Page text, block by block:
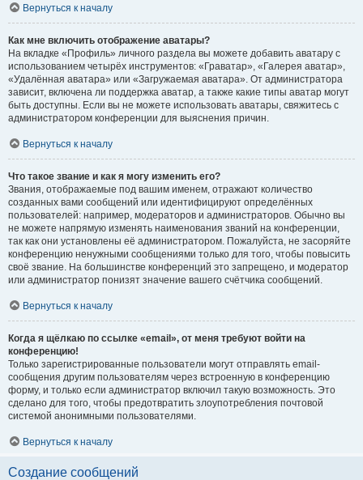
Вернуться к началу
Как мне включить отображение аватары?
На вкладке «Профиль» личного раздела вы можете добавить аватару с
использованием четырёх инструментов: «Граватар», «Галерея аватар»,
«Удалённая аватара» или «Загружаемая аватара». От администратора
зависит, включена ли поддержка аватар, а также какие типы аватар могут
быть доступны. Если вы не можете использовать аватары, свяжитесь с
администратором конференции для выяснения причин.
Вернуться к началу
Что такое звание и как я могу изменить его?
Звания, отображаемые под вашим именем, отражают количество
созданных вами сообщений или идентифицируют определённых
пользователей: например, модераторов и администраторов. Обычно вы
не можете напрямую изменять наименования званий на конференции,
так как они установлены её администратором. Пожалуйста, не засоряйте
конференцию ненужными сообщениями только для того, чтобы повысить
своё звание. На большинстве конференций это запрещено, и модератор
или администратор понизят значение вашего счётчика сообщений.
Вернуться к началу
Когда я щёлкаю по ссылке «email», от меня требуют войти на
конференцию!
Только зарегистрированные пользователи могут отправлять email-
сообщения другим пользователям через встроенную в конференцию
форму, и только если администратор включил такую возможность. Это
сделано для того, чтобы предотвратить злоупотребления почтовой
системой анонимными пользователями.
Вернуться к началу
Создание сообщений